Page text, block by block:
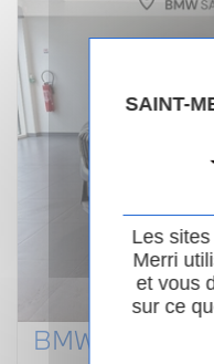
BMW X1 U11
SAINT-
Les
Merri
et vous
sur ce